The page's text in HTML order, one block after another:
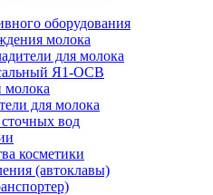
оборудования
молока
для молока
Я1-ОСВ
молока
для молока
вод
косметики
(автоклавы)